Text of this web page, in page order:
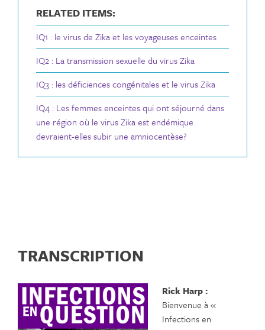
RELATED ITEMS:
IQ1 : le virus de Zika et les voyageuses enceintes
IQ2 : La transmission sexuelle du virus Zika
IQ3 : les déficiences congénitales et le virus Zika
IQ4 : Les femmes enceintes qui ont séjourné dans
une région où le virus Zika est endémique
devraient-elles subir une amniocentèse?
TRANSCRIPTION
Rick Harp :
Bienvenue à «
Infections en